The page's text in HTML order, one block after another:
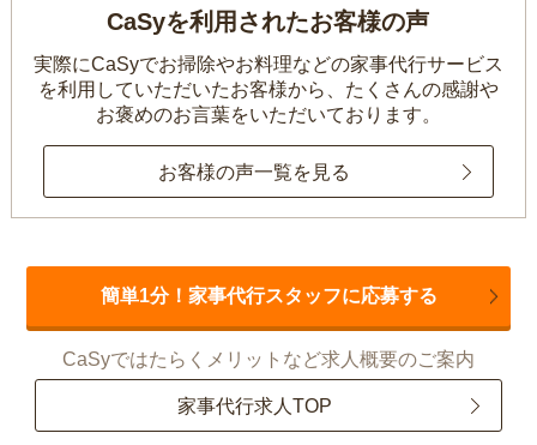
CaSyを利用されたお客様の声
実際にCaSyでお掃除やお料理などの家事代行サービス
を利用していただいたお客様から、 たくさんの感謝や
お褒めのお言葉をいただいております。
お客様の声一覧を見る
簡単1分！家事代行スタッフに応募する
CaSyではたらくメリットなど求人概要のご案内
家事代行求人TOP